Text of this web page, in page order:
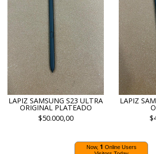
LAPIZ SAMSUNG S23 ULTRA
ORIGINAL PLATEADO
$50.000,00
LAPIZ
Now, 1 Online Users